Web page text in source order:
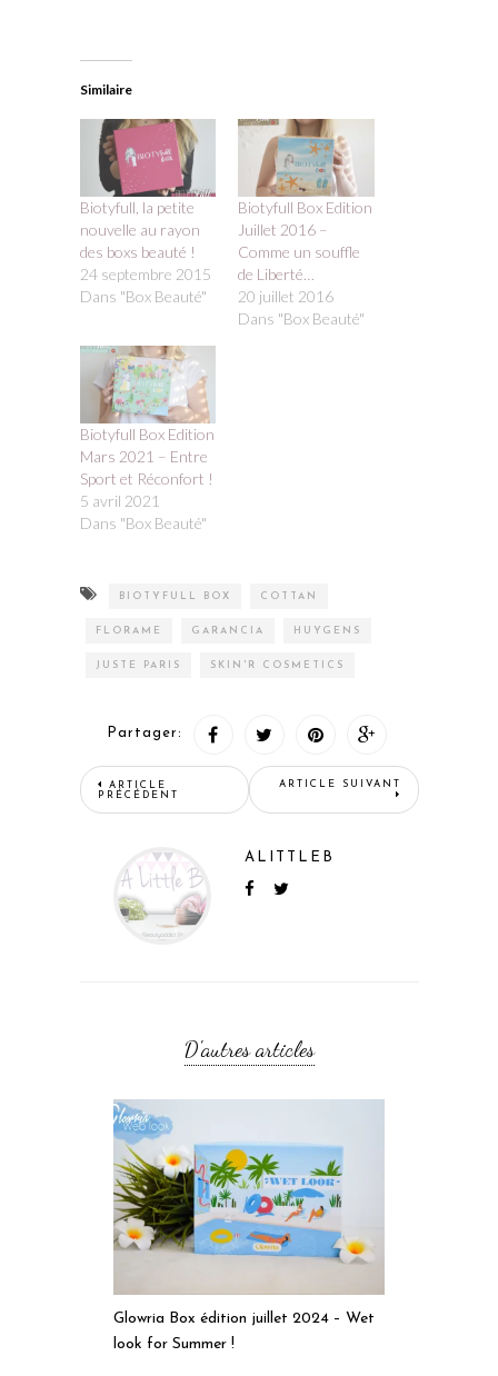
Similaire
Biotyfull, la petite
nouvelle au rayon
des boxs beauté !
24 septembre 2015
Dans "Box Beauté"
Biotyfull Box Edition
Juillet 2016 –
Comme un souffle
de Liberté…
20 juillet 2016
Dans "Box Beauté"
Biotyfull Box Edition
Mars 2021 – Entre
Sport et Réconfort !
5 avril 2021
Dans "Box Beauté"
BIOTYFULL BOX COTTAN
FLORAME GARANCIA HUYGENS
JUSTE PARIS SKIN'R COSMETICS
Partager:
ARTICLE
PRÉCÉDENT
ARTICLE SUIVANT
ALITTLEB
D'autres articles
Glowria Box édition juillet 2024 – Wet
look for Summer !